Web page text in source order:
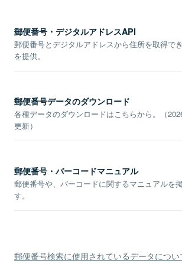
郵便番号・デジタルアドレスAPI
郵便番号とデジタルアドレスから住所を取得で
を提供。
郵便番号データのダウンロード
各種データのダウンロードはこちらから。（
更新）
郵便番号・バーコードマニュアル
郵便番号や、バーコードに関するマニュアルを
す。
郵便番号検索に使用されているデータについ